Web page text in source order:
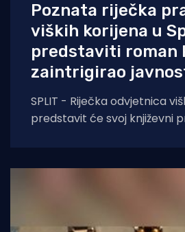
Poznata riječka
viških korijena u
predstaviti roman
zaintrigirao
SPLIT - Riječka odvjetnica
predstavit će svoj književni